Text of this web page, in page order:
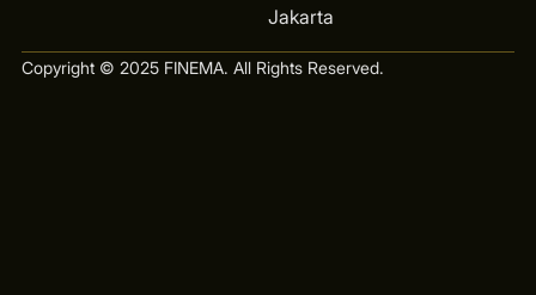
Jakarta
Copyright © 2025 FINEMA. All Rights Reserved.